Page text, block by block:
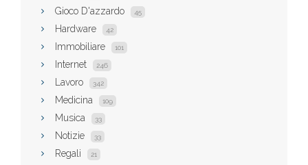
Gioco D'azzardo 45
Hardware 42
Immobiliare 101
Internet 246
Lavoro 342
Medicina 109
Musica 33
Notizie 33
Regali 21